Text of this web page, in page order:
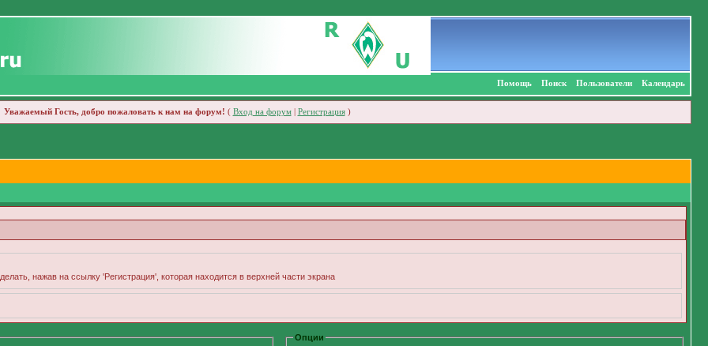
Помощь Поиск Пользователи Календарь
Уважаемый Гость, добро пожаловать к нам на форум! ( Вход на форум| Регистрация)
нажав на ссылку 'Регистрация', которая находится в верхней части экрана
Опции